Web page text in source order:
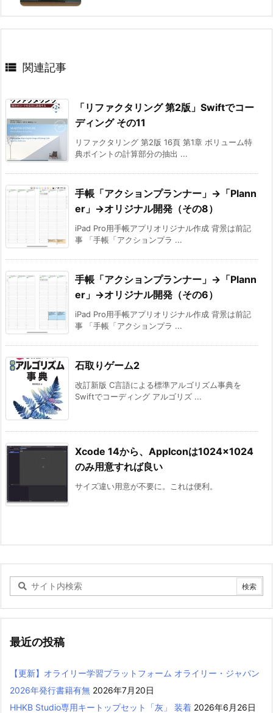
 関連記事
「リファクタリング 第2版」Swiftでコー
ディング その11
リファクタリング 第2版 16頁 第1章 ボリューム特
典ポイントの計算部分の抽出 ...
手帳「アクションプランナー」→「Plann
er」→オリジナル開発（その8）
iPad Pro用手帳アプリオリジナル作成 背景は前記
事 「手帳「アクションプラ ...
手帳「アクションプランナー」→「Plann
er」→オリジナル開発（その6）
iPad Pro用手帳アプリオリジナル作成 背景は前記
事 「手帳「アクションプラ ...
石取りゲーム2
改訂新版 C言語による標準アルゴリズム事典を
Swiftでコーディング アルゴリズ ...
Xcode 14から、AppIconは1024×1024
のみ用意すれば良い
サイズ違い用意が不要に。これは便利。
最近の投稿
【更新】オライリー学習プラットフォーム オライリー・ジャパン
2026年発行書籍有無 2026年7月20日
HHKB Studio専用キートップセット「灰」 装着 2026年6月26日